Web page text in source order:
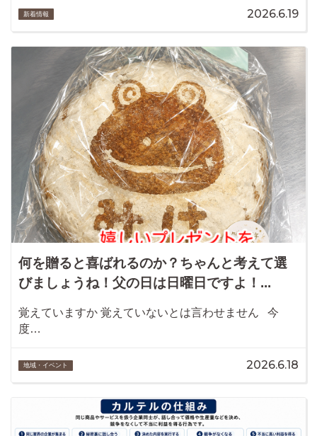
新着情報 2026.6.19
何を贈ると喜ばれるのか？ちゃんと考えて選
びましょうね！父の日は日曜日ですよ！...
覚えていますか 覚えていないとは言わせません 今
度…
地域・イベント 2026.6.18